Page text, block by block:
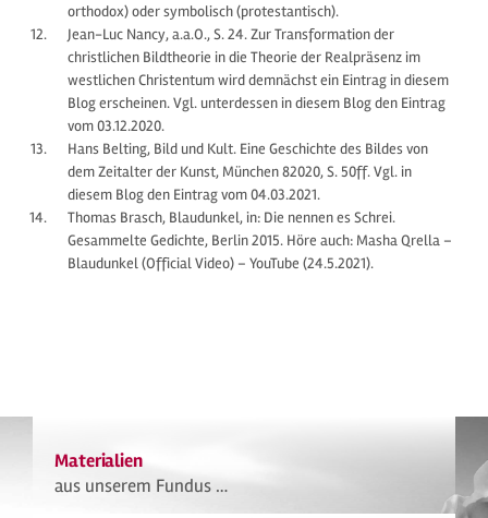
orthodox) oder symbolisch (protestantisch).
Jean-Luc Nancy, a.a.O., S. 24. Zur Transformation der
christlichen Bildtheorie in die Theorie der Realpräsenz im
westlichen Christentum wird demnächst ein Eintrag in diesem
Blog erscheinen. Vgl. unterdessen in diesem Blog den Eintrag
vom 03.12.2020.
Hans Belting, Bild und Kult. Eine Geschichte des Bildes von
dem Zeitalter der Kunst, München 82020, S. 50ff. Vgl. in
diesem Blog den Eintrag vom 04.03.2021.
Thomas Brasch, Blaudunkel, in: Die nennen es Schrei.
Gesammelte Gedichte, Berlin 2015. Höre auch: Masha Qrella –
Blaudunkel (Official Video) – YouTube (24.5.2021).
Materialien
aus unserem Fundus …